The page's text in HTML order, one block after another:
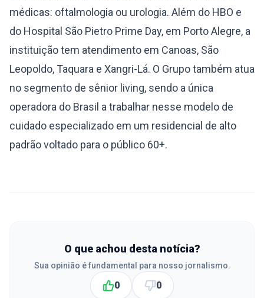
médicas: oftalmologia ou urologia. Além do HBO e
do Hospital São Pietro Prime Day, em Porto Alegre, a
instituição tem atendimento em Canoas, São
Leopoldo, Taquara e Xangri-Lá. O Grupo também atua
no segmento de sênior living, sendo a única
operadora do Brasil a trabalhar nesse modelo de
cuidado especializado em um residencial de alto
padrão voltado para o público 60+.
O que achou desta notícia?
Sua opinião é fundamental para nosso jornalismo.
0 0